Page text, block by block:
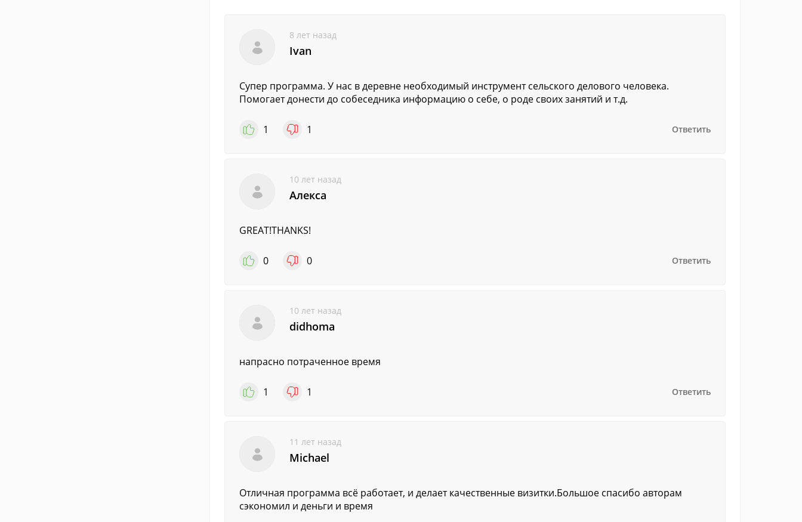
8 лет назад
Ivan
Супер программа. У нас в деревне необходимый инструмент сельского делового человека.
Помогает донести до собеседника информацию о себе, о роде своих занятий и т.д.
1 1 Ответить
10 лет назад
Алекса
GREAT!THANKS!
0 0 Ответить
10 лет назад
didhoma
напрасно потраченное время
1 1 Ответить
11 лет назад
Michael
Отличная программа всё работает, и делает качественные визитки.Большое спасибо авторам
сэкономил и деньги и время